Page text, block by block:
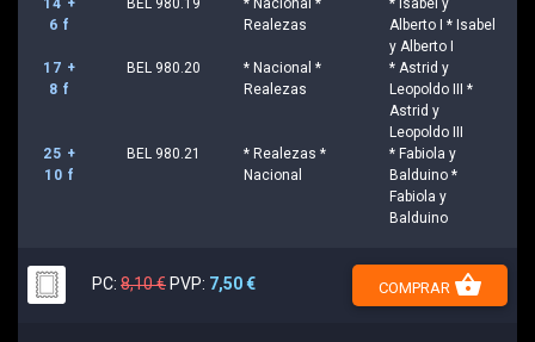
14 +
6 f
BEL 980.19
* Nacional *
Realezas
* Isabel y
Alberto I * Isabel
y Alberto I
17 +
8 f
BEL 980.20
* Nacional *
Realezas
* Astrid y
Leopoldo III *
Astrid y
Leopoldo III
25 +
10 f
BEL 980.21
* Realezas *
Nacional
* Fabiola y
Balduino *
Fabiola y
Balduino
PC: 8,10 € PVP: 7,50 € COMPRAR shopping_basket